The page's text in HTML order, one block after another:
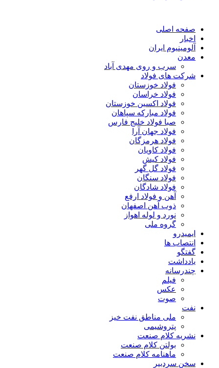
صفحه اصلی
اخبار
آلومینیوم ایران
معدن
سرب و روی مهدی آباد
شرکت های فولاد
فولاد خوزستان
فولاد خراسان
فولاد اکسین خوزستان
فولاد مبارکه سپاهان
صبا فولاد خلیج فارس
فولاد جهان آرا
فولاد هرمزگان
فولاد کاویان
فولاد کیش
فولاد گل گهر
فولاد سنگان
فولاد شادگان
آهن و فولاد ارفع
ذوب آهن اصفهان
نورد و لوله اهواز
گروه ملی
ایمیدرو
انتصاب ها
گفتگو
یادداشت
چندرسانه
فیلم
عکس
صوت
نفت
ملی مناطق نفت خیز
پتروشیمی
نشریه کلام صنعت
بولتن کلام صنعت
ماهنامه کلام صنعت
سخن سردبیر